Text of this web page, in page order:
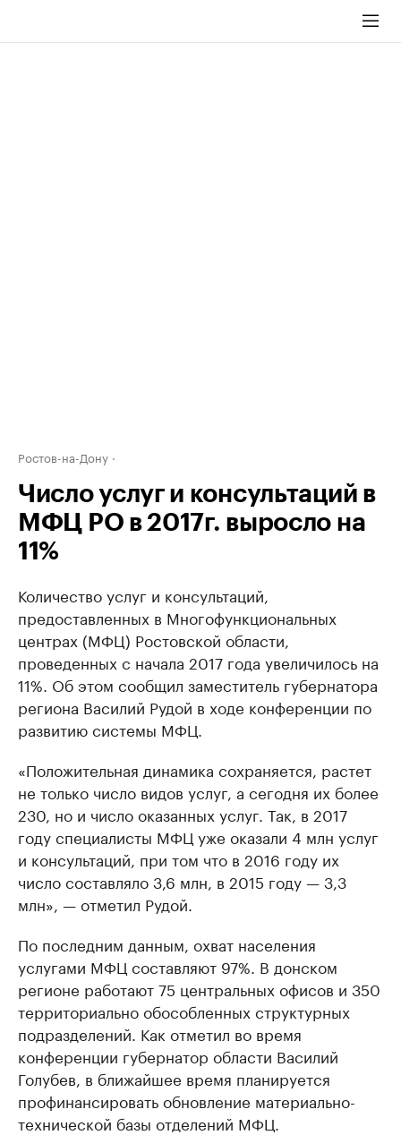
Ростов-на-Дону
Число услуг и консультаций в
МФЦ РО в 2017г. выросло на
11%
Количество услуг и консультаций,
предоставленных в Многофункциональных
центрах (МФЦ) Ростовской области,
проведенных с начала 2017 года увеличилось на
11%. Об этом сообщил заместитель губернатора
региона Василий Рудой в ходе конференции по
развитию системы МФЦ.
«Положительная динамика сохраняется, растет
не только число видов услуг, а сегодня их более
230, но и число оказанных услуг. Так, в 2017
году специалисты МФЦ уже оказали 4 млн услуг
и консультаций, при том что в 2016 году их
число составляло 3,6 млн, в 2015 году — 3,3
млн», — отметил Рудой.
По последним данным, охват населения
услугами МФЦ составляют 97%. В донском
регионе работают 75 центральных офисов и 350
территориально обособленных структурных
подразделений. Как отметил во время
конференции губернатор области Василий
Голубев, в ближайшее время планируется
профинансировать обновление материально-
технической базы отделений МФЦ.